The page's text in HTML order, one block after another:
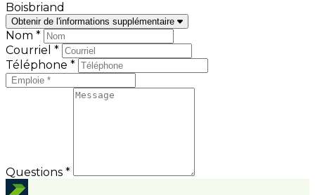
Boisbriand
Obtenir de l'informations supplémentaire
Nom *
Courriel *
Téléphone *
Questions *